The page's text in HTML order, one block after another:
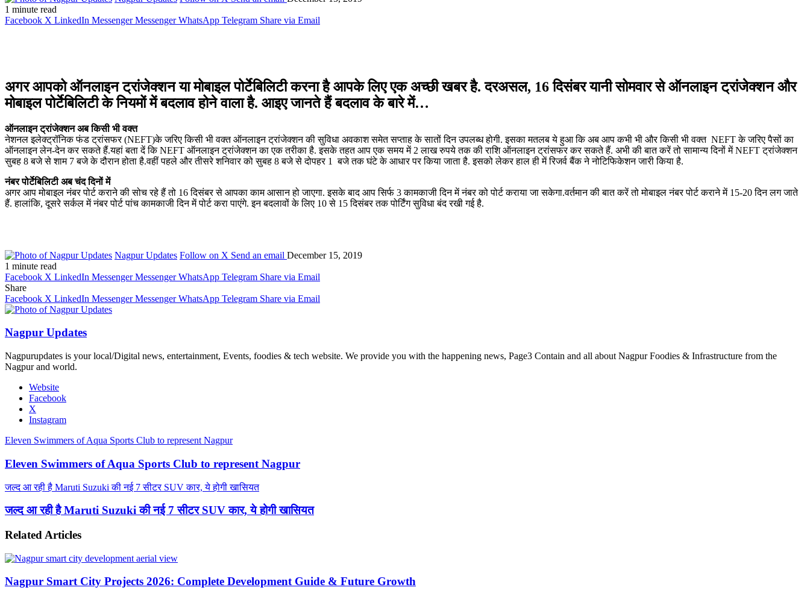
1 minute read
Facebook X LinkedIn Messenger Messenger WhatsApp Telegram Share via Email
अगर आपको ऑनलाइन ट्रांजेक्‍शन या मोबाइल पोर्टेबिलिटी करना है आपके लिए एक अच्‍छी खबर है. दरअसल, 16 दिसंबर यानी सोमवार से ऑनलाइन ट्रांजेक्‍शन और
मोबाइल पोर्टेबिलिटी के नियमों में बदलाव होने वाला है. आइए जानते हैं बदलाव के बारे में…
ऑनलाइन ट्रांजेक्‍शन अब किसी भी वक्‍त
नेशनल इलेक्ट्रॉनिक फंड ट्रांसफर (NEFT)के जरिए किसी भी वक्‍त ऑनलाइन ट्रांजेक्शन की सुविधा अवकाश समेत सप्ताह के सातों दिन उपलब्ध होगी. इसका मतलब ये हुआ कि अब आप कभी भी और किसी भी वक्‍त NEFT के जरिए पैसों का
ऑनलाइन लेन-देन कर सकते हैं.यहां बता दें कि NEFT ऑनलाइन ट्रांजेक्‍शन का एक तरीका है. इसके तहत आप एक समय में 2 लाख रुपये तक की राशि ऑनलाइन ट्रांसफर कर सकते हैं. अभी की बात करें तो सामान्‍य दिनों में NEFT ट्रांजेक्शन
सुबह 8 बजे से शाम 7 बजे के दौरान होता है.वहीं पहले और तीसरे शनिवार को सुबह 8 बजे से दोपहर 1 बजे तक घंटे के आधार पर किया जाता है. इसको लेकर हाल ही में रिजर्व बैंक ने नोटिफिकेशन जारी किया है.
नंबर पोर्टेबिलिटी अब चंद दिनों में
अगर आप मोबाइल नंबर पोर्ट कराने की सोच रहे हैं तो 16 दिसंबर से आपका काम आसान हो जाएगा. इसके बाद आप सिर्फ 3 कामकाजी दिन में नंबर को पोर्ट कराया जा सकेगा.वर्तमान की बात करें तो मोबाइल नंबर पोर्ट कराने में 15-20 दिन लग जाते
हैं. हालांकि, दूसरे सर्कल में नंबर पोर्ट पांच कामकाजी दिन में पोर्ट करा पाएंगे. इन बदलावों के लिए 10 से 15 दिसंबर तक पोर्टिंग सुविधा बंद रखी गई है.
Nagpur Updates Follow on X Send an email December 15, 2019
1 minute read
Facebook X LinkedIn Messenger Messenger WhatsApp Telegram Share via Email
Share
Facebook X LinkedIn Messenger Messenger WhatsApp Telegram Share via Email
Nagpur Updates
Nagpurupdates is your local/Digital news, entertainment, Events, foodies & tech website. We provide you with the happening news, Page3 Contain and all about Nagpur Foodies & Infrastructure from the
Nagpur and world.
Website
Facebook
X
Instagram
Eleven Swimmers of Aqua Sports Club to represent Nagpur
Eleven Swimmers of Aqua Sports Club to represent Nagpur
जल्द आ रही है Maruti Suzuki की नई 7 सीटर SUV कार, ये होगी खासियत
जल्द आ रही है Maruti Suzuki की नई 7 सीटर SUV कार, ये होगी खासियत
Related Articles
Nagpur Smart City Projects 2026: Complete Development Guide & Future Growth